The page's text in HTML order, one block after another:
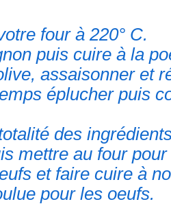
four à 220° C.
puis cuire à la
assaisonner et
éplucher puis
des
mettre au four
et faire cuire à
pour les oeufs.